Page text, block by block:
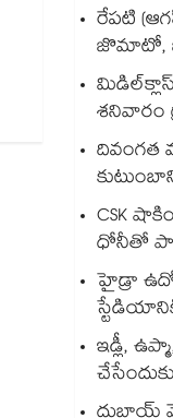
రేపటి
జొమాటో,
శనివారం
దివంగత
CSK
ధోనీతో
హైడ్రా
ఇడ్లీ,